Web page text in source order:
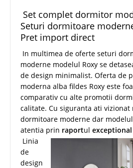
Set complet dormitor
Seturi dormitoare
Pret import direct
In multimea de oferte seturi
moderne modelul Roxy se
de design minimalist. Oferta de
moderna alba fildes Roxy este
comparativ cu alte promotii
calitate. Cu siguranta ati vizionat
dormitoare moderne dar modelul
atentia prin raportul
Linia
de
design